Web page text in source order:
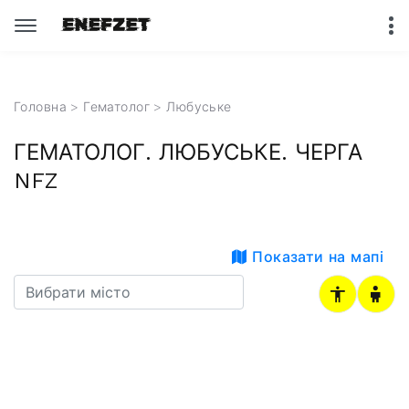
Головна > Гематолог > Любуське
ГЕМАТОЛОГ. ЛЮБУСЬКЕ. ЧЕРГА
NFZ
Показати на мапі